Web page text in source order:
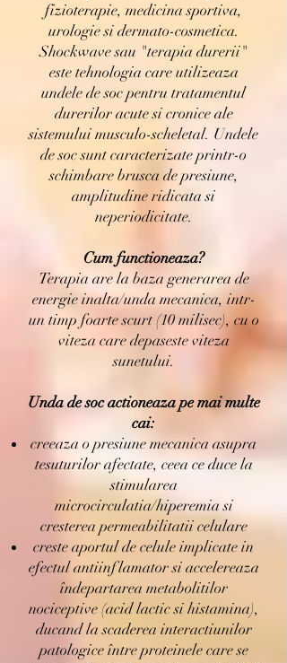
fizioterapie, medicina sportiva,
urologie si dermato-cosmetica.
Shockwave sau "terapia durerii"
este tehnologia care utilizeaza
undele de soc pentru tratamentul
durerilor acute si cronice ale
sistemului musculo-scheletal. Undele
de soc sunt caracterizate printr-o
schimbare brusca de presiune,
amplitudine ridicata si
neperiodicitate.
Cum functioneaza?
Terapia are la baza generarea de
energie inalta/unda mecanica, intr-
un timp foarte scurt (10 milisec), cu o
viteza care depaseste viteza
sunetului.
Unda de soc actioneaza pe mai multe
cai:
creeaza o presiune mecanica asupra
tesuturilor afectate, ceea ce duce la
stimularea
microcirculatia/hiperemia si
cresterea permeabilitatii celulare
creste aportul de celule implicate in
efectul antiinflamator si accelereaza
îndepartarea metabolitilor
nociceptive (acid lactic si histamina),
ducand la scaderea interactiunilor
patologice între proteinele care se